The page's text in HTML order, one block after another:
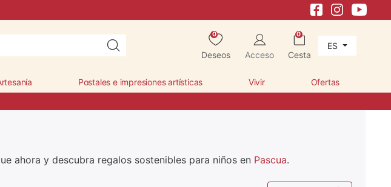
0
Deseos Acceso
0
Cesta
ES
Postales e impresiones artísticas Vivir Ofertas
ahora y descubra regalos sostenibles para niños en Pascua.